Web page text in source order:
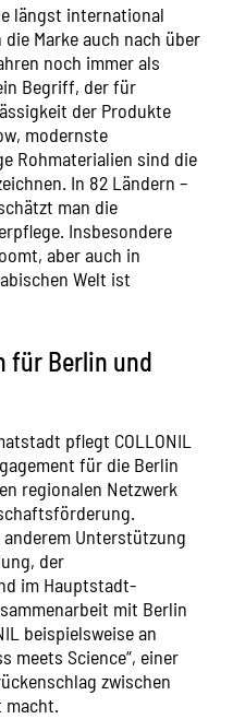
längst international
Marke auch nach über
noch immer als
Begriff, der für
der Produkte
modernste
Rohmaterialien sind die
In 82 Ländern –
man die
Insbesondere
aber auch in
Welt ist
für Berlin und
pflegt COLLONIL
für die Berlin
regionalen Netzwerk
Unterstützung
der
im Hauptstadt-
mit Berlin
beispielsweise an
meets Science“, einer
zwischen